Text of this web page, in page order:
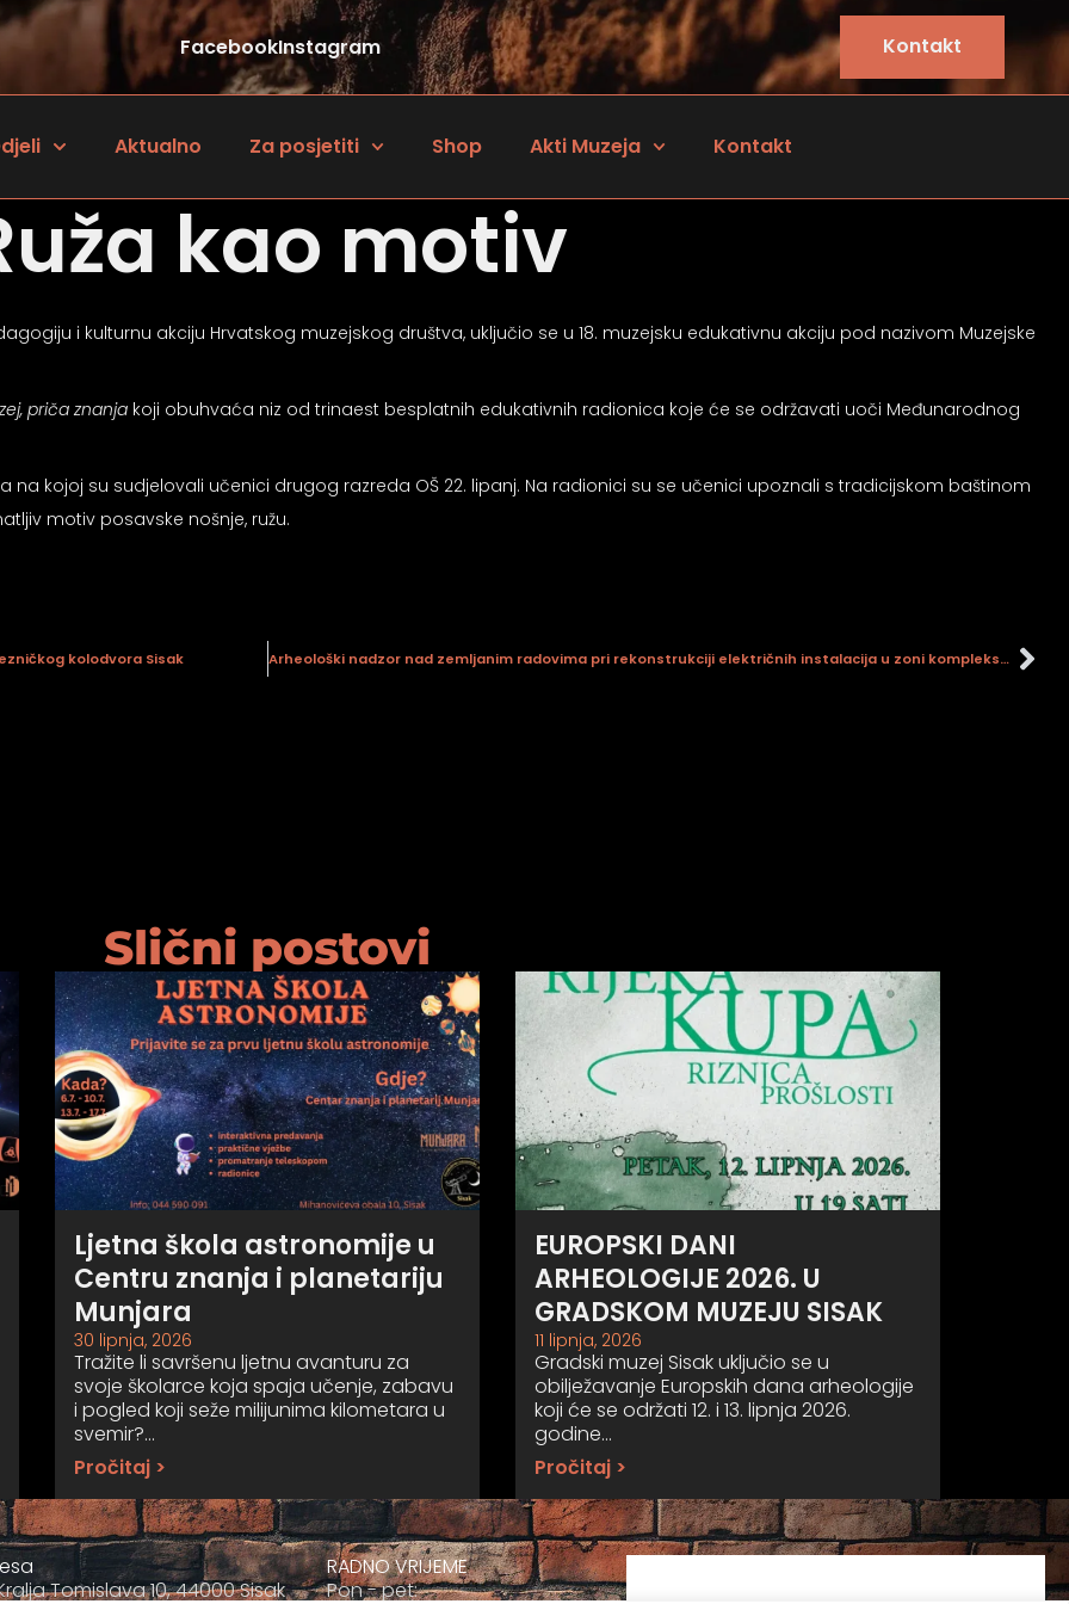
FacebookInstagram Kontakt
Aktualno Za posjetiti Shop Akti Muzeja Kontakt
kao motiv
i kulturnu akciju Hrvatskog muzejskog društva, uključio se u 18. muzejsku edukativnu akciju pod nazivom Muzejske
priča znanja koji obuhvaća niz od trinaest besplatnih edukativnih radionica koje će se održavati uoči Međunarodnog
a na kojoj su sudjelovali učenici drugog razreda OŠ 22. lipanj. Na radionici su se učenici upoznali s tradicijskom baštinom
motiv posavske nošnje, ružu.
kolodvora Sisak Arheološki nadzor nad zemljanim radovima pri rekonstrukciji električnih instalacija u zoni kompleksa Keglević u Topolovcu
Slični postovi
Ljetna škola astronomije u
Centru znanja i planetariju
Munjara
30 lipnja, 2026
Tražite li savršenu ljetnu avanturu za
svoje školarce koja spaja učenje, zabavu
i pogled koji seže milijunima kilometara u
svemir?…
Pročitaj >
EUROPSKI DANI
ARHEOLOGIJE 2026. U
GRADSKOM MUZEJU SISAK
11 lipnja, 2026
Gradski muzej Sisak uključio se u
obilježavanje Europskih dana arheologije
koji će se održati 12. i 13. lipnja 2026.
godine…
Pročitaj >
Tomislava 10, 44000 Sisak
RADNO VRIJEME
Pon - pet: